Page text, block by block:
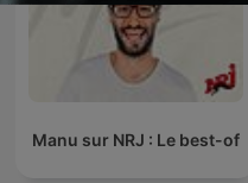
Manu sur NRJ : Le best-of